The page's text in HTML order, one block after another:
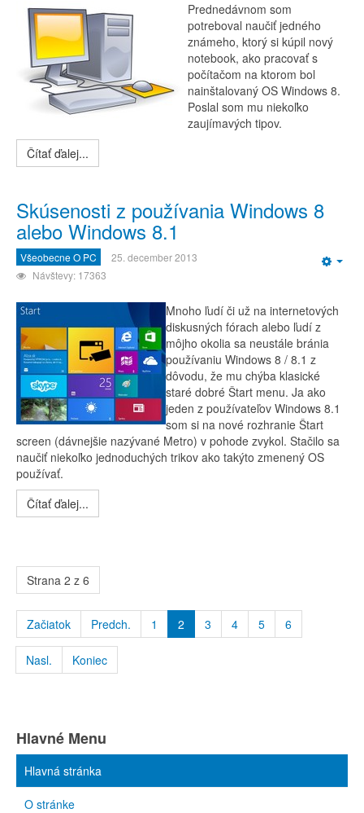
Prednedávnom som
potreboval naučiť jedného
známeho, ktorý si kúpil nový
notebook, ako pracovať s
počítačom na ktorom bol
nainštalovaný OS Windows 8.
Poslal som mu niekoľko
zaujímavých tipov.
Čítať ďalej...
Skúsenosti z používania Windows 8
alebo Windows 8.1
Všeobecne O PC
25. december 2013
Návštevy: 17363
Mnoho ľudí či už na internetových
diskusných fórach alebo ľudí z
môjho okolia sa neustále bránia
používaniu Windows 8 / 8.1 z
dôvodu, že mu chýba klasické
staré dobré Štart menu. Ja ako
jeden z používateľov Windows 8.1
som si na nové rozhranie Štart
screen (dávnejšie nazývané Metro) v pohode zvykol. Stačilo sa
naučiť niekoľko jednoduchých trikov ako takýto zmenený OS
používať.
Čítať ďalej...
Strana 2 z 6
Začiatok Predch. 1 2 3 4 5 6
Nasl. Koniec
Hlavné Menu
Hlavná stránka
O stránke